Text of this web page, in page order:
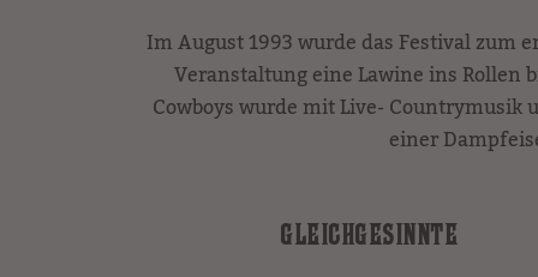
Im August 1993 wurde das Festival zum
Veranstaltung eine Lawine ins
Cowboys wurde mit Live-
einer
GLEICHGESINNTE